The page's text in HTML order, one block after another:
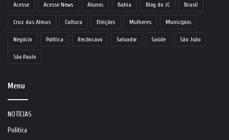
Acesse Acesse News Alunos Bahia Blog do JC Brasil
Cruz das Almas Cultura Eleições Mulheres Municípios
Negócio Política Recôncavo Salvador Saúde São João
São Paulo
Menu
NOTÍCIAS
Política